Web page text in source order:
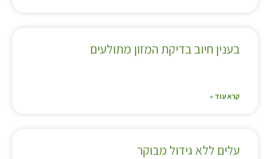
בענין חיוב בדיקת המזון מתולעים
קרא עוד »
עלים ללא גידול מבוקר